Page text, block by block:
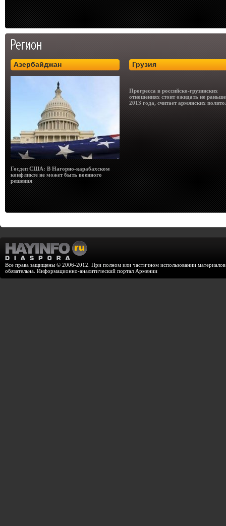
Азербайджан
Госдеп США: В Нагорно-карабахском
конфликте не может быть военного
решения
Грузия
Прогресса в российско-грузинских
отношениях стоит ожидать не раньше
2013 года, считает армянских
Все права защищены © 2006-2012. При полном или частичном использовании
обязательна. Информационно-аналитический портал Армении